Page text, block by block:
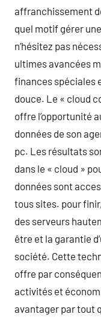
affranchissement
quel motif gérer
n’hésitez pas
ultimes avancées
finances spéciales
douce. Le « cloud
offre l’opportunité
données de son
pc. Les résultats
dans le « cloud »
données sont
tous sites. pour
des serveurs
être et la garantie
société. Cette
offre par
activités et
avantager par tout